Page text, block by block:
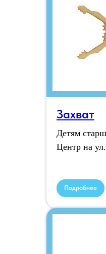
Захват
Детям
Центр на
Подробнее